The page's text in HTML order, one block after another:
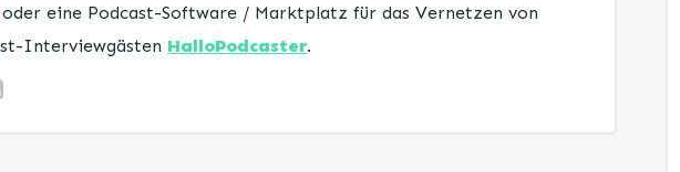
oder eine Podcast-Software / Marktplatz für das Vernetzen von
Interviewgästen HalloPodcaster.